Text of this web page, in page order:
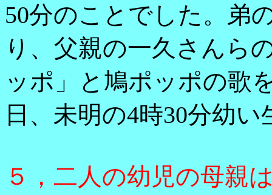
50分のことでした。弟
り、父親の一久さんら
ッポ」と鳩ポッポの歌
日、未明の4時30分幼
５，二人の幼児の母親